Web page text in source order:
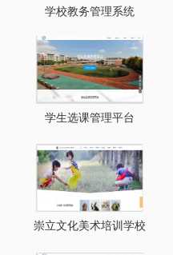
学校教务管理系统
学生选课管理平台
崇立文化美术培训学校